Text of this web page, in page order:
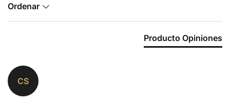
Ordenar
Producto Opiniones
CS